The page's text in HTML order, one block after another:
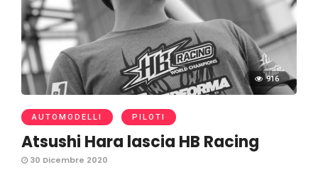
916
AUTOMODELLI PILOTI
Atsushi Hara lascia HB Racing
30 Dicembre 2020